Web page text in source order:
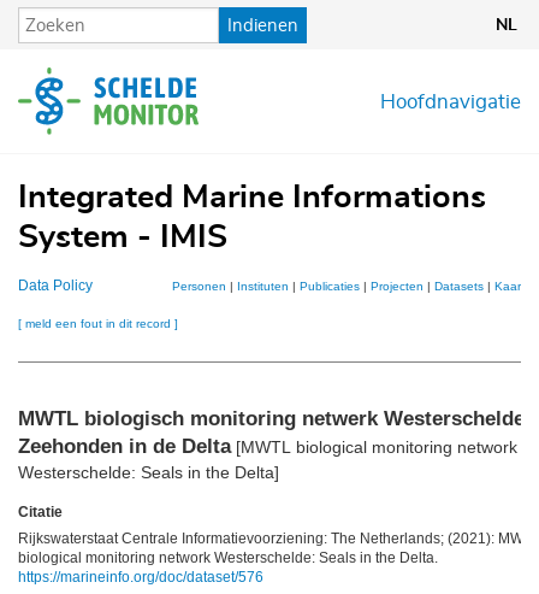
Overslaan
en
de
inhoud
Indienen NL
Hoofdnavigatie
Integrated Marine Informations
System - IMIS
Data Policy Personen | Instituten | Publicaties| Projecten | Datasets| Kaarten
[ meld een fout in dit record ]
MWTL biologisch monitoring netwerk Westerschelde:
Zeehonden in de Delta[MWTL biological monitoring network
Westerschelde: Seals in the Delta]
Citatie
Rijkswaterstaat Centrale Informatievoorziening: The Netherlands; (2021): MWTL
biological monitoring network Westerschelde: Seals in the Delta.
https://marineinfo.org/doc/dataset/576